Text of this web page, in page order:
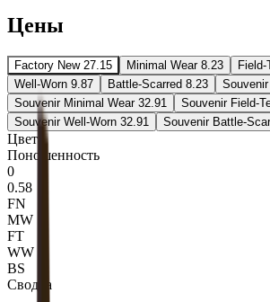
Цены
Factory New 27.15 Minimal Wear 8.23 Field-
Well-Worn 9.87 Battle-Scarred 8.23
Souvenir Minimal Wear 32.91 Souvenir Field-
Souvenir Well-Worn 32.91 Souvenir Battle-
Цвета
Поношенность
0
0.58
FN
MW
FT
WW
BS
Сводка